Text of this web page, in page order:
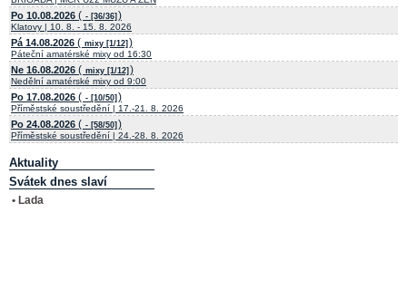
Po 10.08.2026 ( - [36/36] )
Klatovy | 10. 8. - 15. 8. 2026
Pá 14.08.2026 ( mixy [1/12] )
Páteční amatérské mixy od 16:30
Ne 16.08.2026 ( mixy [1/12] )
Nedělní amatérské mixy od 9:00
Po 17.08.2026 ( - [10/50] )
Příměstské soustředění | 17.-21. 8. 2026
Po 24.08.2026 ( - [58/50] )
Příměstské soustředění | 24.-28. 8. 2026
Aktuality
Svátek dnes slaví
• Lada